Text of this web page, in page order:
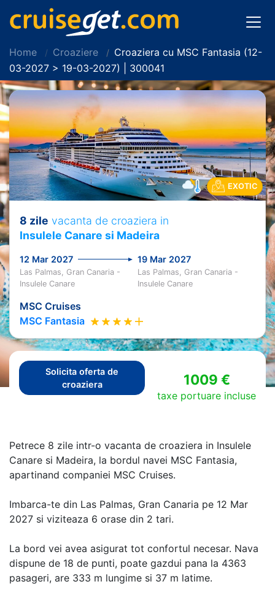
Home Croaziere
Croaziera cu MSC Fantasia (12-
03-2027 > 19-03-2027) | 300041
EXOTIC
8 zile vacanta de croaziera in
Insulele Canare si Madeira
12 Mar 2027 19 Mar 2027
Las Palmas, Gran Canaria -
Insulele Canare
Las Palmas, Gran Canaria -
Insulele Canare
MSC Cruises
MSC Fantasia
Solicita oferta de
croaziera
1009 €
taxe portuare incluse
Petrece 8 zile intr-o vacanta de croaziera in Insulele
Canare si Madeira, la bordul navei MSC Fantasia,
apartinand companiei MSC Cruises.
Imbarca-te din Las Palmas, Gran Canaria pe 12 Mar
2027 si viziteaza 6 orase din 2 tari.
La bord vei avea asigurat tot confortul necesar. Nava
dispune de 18 de punti, poate gazdui pana la 4363
pasageri, are 333 m lungime si 37 m latime.